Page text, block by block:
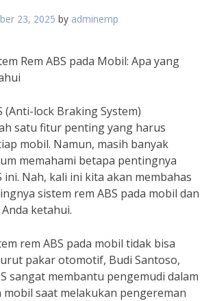
23, 2025 by adminemp
Rem ABS pada Mobil: Apa yang
(Anti-lock Braking System)
satu fitur penting yang harus
mobil. Namun, masih banyak
memahami betapa pentingnya
ini. Nah, kali ini kita akan membahas
sistem rem ABS pada mobil dan
ketahui.
rem ABS pada mobil tidak bisa
pakar otomotif, Budi Santoso,
sangat membantu pengemudi dalam
mobil saat melakukan pengereman